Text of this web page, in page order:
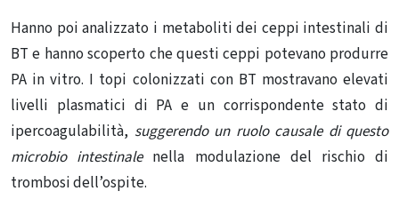
Hanno poi analizzato i metaboliti dei ceppi intestinali di
BT e hanno scoperto che questi ceppi potevano produrre
PA in vitro. I topi colonizzati con BT mostravano elevati
livelli plasmatici di PA e un corrispondente stato di
ipercoagulabilità, suggerendo un ruolo causale di questo
microbio intestinalenella modulazione del rischio di
trombosi dell’ospite.